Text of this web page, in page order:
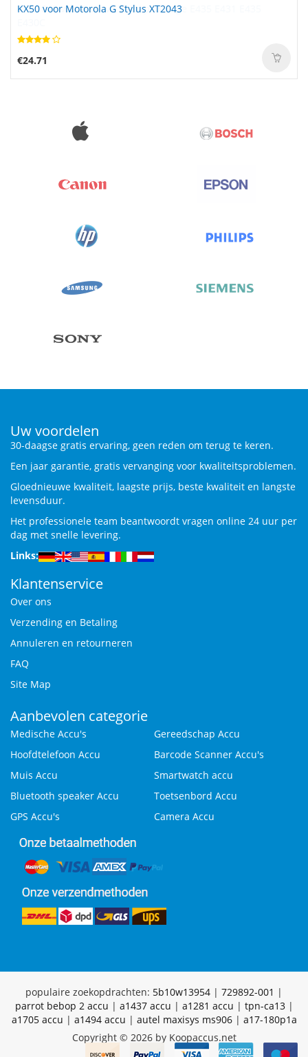
KX50 voor Motorola G Stylus XT2043
€24.71
45N1048 voor Lenovo Thinkpad Edge E435 E431 E435
€64.36
Uw voordelen
30-daagse gratis ervaring, geen reden om terug te keren.
Een jaar garantie, gratis vervanging voor kwaliteitsproblemen.
Gloednieuwe kwaliteit, laagste prijs, beste kwaliteit en langste
levensduur.
Het professionele team beantwoordt vragen online 24 uur per
dag met snelle levering.
Links:
Klantenservice
Over ons
Verzending en Betaling
Annuleren en retourneren
FAQ
Site Map
Aanbevolen categorie
Medische Accu's
Gereedschap Accu
Hoofdtelefoon Accu
Barcode Scanner Accu's
Muis Accu
Smartwatch accu
Bluetooth speaker Accu
Toetsenbord Accu
GPS Accu's
Camera Accu
populaire zoekopdrachten: 5b10w13954 | 729892-001 |
parrot bebop 2 accu | a1437 accu | a1281 accu | tpn-ca13|
a1705 accu | a1494 accu | autel maxisys ms906| a17-180p1a
Copyright © 2026 by Koopaccus.net